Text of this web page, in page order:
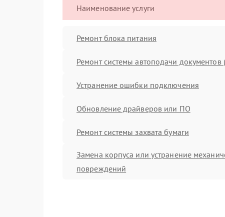
Наименование услуги
Ремонт блока питания
Ремонт системы автоподачи документов
Устранение ошибки подключения
Обновление драйверов или ПО
Ремонт системы захвата бумаги
Замена корпуса или устранение
повреждений